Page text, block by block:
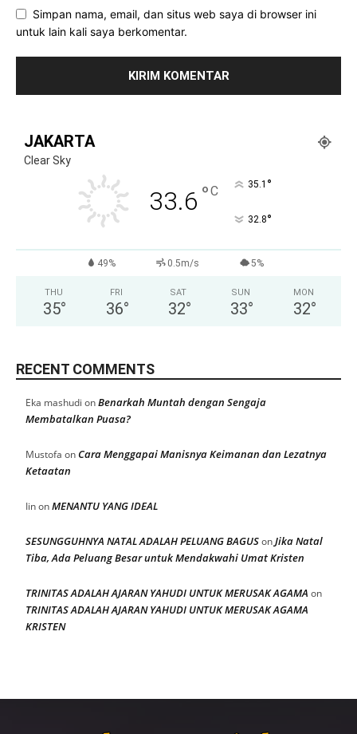
Simpan nama, email, dan situs web saya di browser ini
untuk lain kali saya berkomentar.
JAKARTA
Clear Sky
33.6 °C 35.1 °
32.8°
49% 0.5m/s 5%
THU
35°
FRI
36°
SAT
32°
SUN
33°
MON
32°
RECENT COMMENTS
Eka mashudi onBenarkah Muntah dengan Sengaja
Membatalkan Puasa?
Mustofa onCara Menggapai Manisnya Keimanan dan Lezatnya
Ketaatan
IinonMENANTU YANG IDEAL
SESUNGGUHNYA NATAL ADALAH PELUANG BAGUSonJika Natal
Tiba, Ada Peluang Besar untuk Mendakwahi Umat Kristen
TRINITAS ADALAH AJARAN YAHUDI UNTUK MERUSAK AGAMA on
TRINITAS ADALAH AJARAN YAHUDI UNTUK MERUSAK AGAMA
KRISTEN